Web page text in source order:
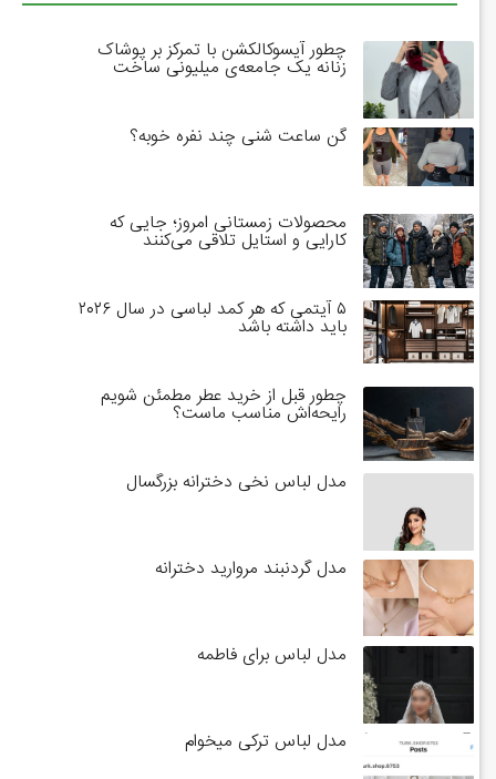
چطور آیسوکالکشن با تمرکز بر پوشاک
زنانه یک جامعه‌ی میلیونی ساخت
گن ساعت شنی چند نفره خوبه؟
محصولات زمستانی امروز؛ جایی که
کارایی و استایل تلاقی می‌کنند
۵ آیتمی که هر کمد لباسی در سال ۲۰۲۶
باید داشته باشد
چطور قبل از خرید عطر مطمئن شویم
رایحه‌اش مناسب ماست؟
مدل لباس نخی دخترانه بزرگسال
مدل گردنبند مروارید دخترانه
مدل لباس برای فاطمه
مدل لباس ترکی میخوام